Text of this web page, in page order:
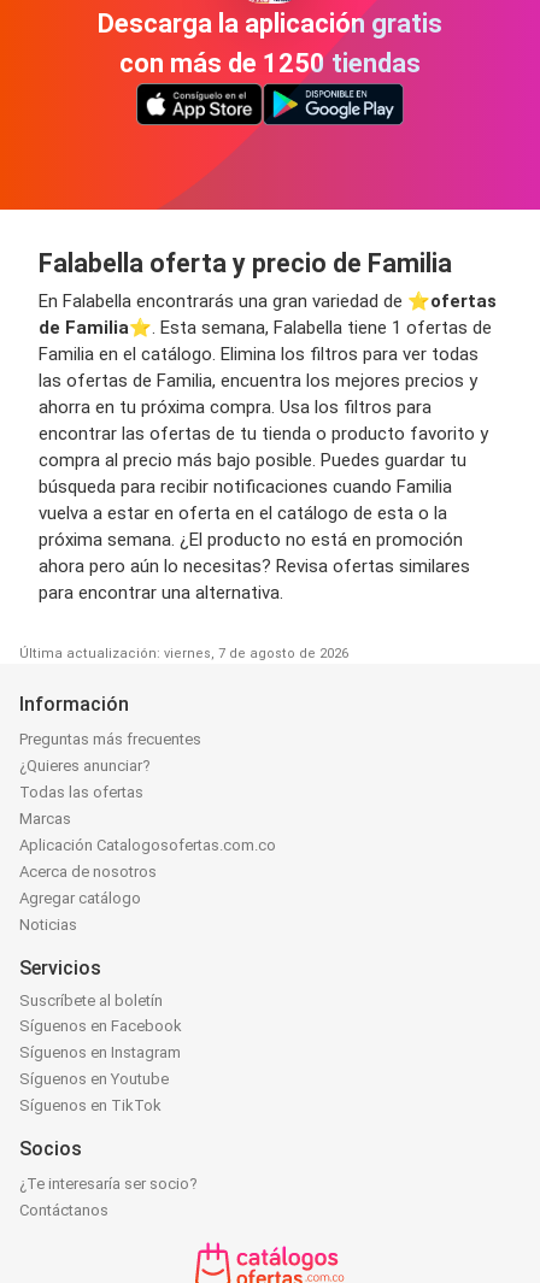
Descarga la aplicación gratis
con más de 1250 tiendas
Falabella oferta y precio de Familia
En Falabella encontrarás una gran variedad de ⭐️ofertas
de Familia⭐️. Esta semana, Falabella tiene 1 ofertas de
Familia en el catálogo. Elimina los filtros para ver todas
las ofertas de Familia, encuentra los mejores precios y
ahorra en tu próxima compra. Usa los filtros para
encontrar las ofertas de tu tienda o producto favorito y
compra al precio más bajo posible. Puedes guardar tu
búsqueda para recibir notificaciones cuando Familia
vuelva a estar en oferta en el catálogo de esta o la
próxima semana. ¿El producto no está en promoción
ahora pero aún lo necesitas? Revisa ofertas similares
para encontrar una alternativa.
Última actualización: viernes, 7 de agosto de 2026
Información
Preguntas más frecuentes
¿Quieres anunciar?
Todas las ofertas
Marcas
Aplicación Catalogosofertas.com.co
Acerca de nosotros
Agregar catálogo
Noticias
Servicios
Suscríbete al boletín
Síguenos en Facebook
Síguenos en Instagram
Síguenos en Youtube
Síguenos en TikTok
Socios
¿Te interesaría ser socio?
Contáctanos